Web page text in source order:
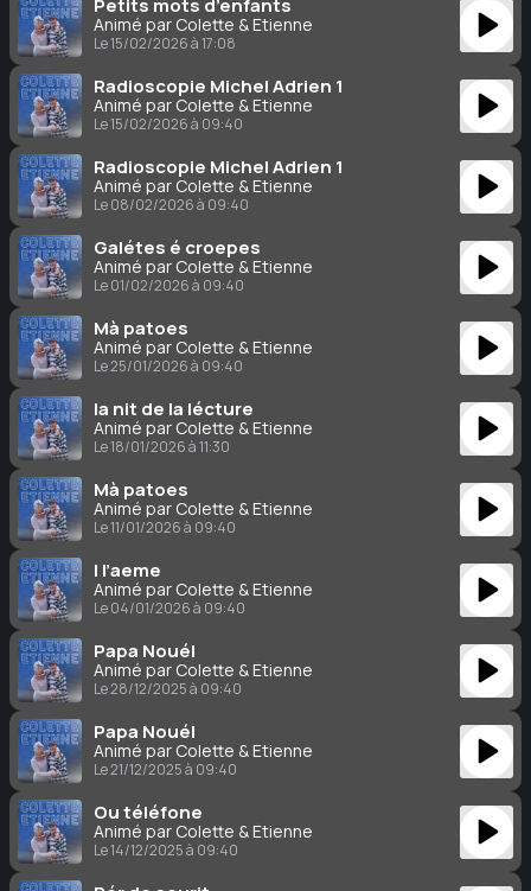
Petits mots d’enfants
Animé par Colette & Étienne
Le 15/02/2026 à 17:08
Radioscopie Michel Adrien 1
Animé par Colette & Étienne
Le 15/02/2026 à 09:40
Radioscopie Michel Adrien 1
Animé par Colette & Étienne
Le 08/02/2026 à 09:40
Galétes é croepes
Animé par Colette & Étienne
Le 01/02/2026 à 09:40
Mà patoes
Animé par Colette & Étienne
Le 25/01/2026 à 09:40
la nit de la lécture
Animé par Colette & Étienne
Le 18/01/2026 à 11:30
Mà patoes
Animé par Colette & Étienne
Le 11/01/2026 à 09:40
I l’aeme
Animé par Colette & Étienne
Le 04/01/2026 à 09:40
Papa Nouél
Animé par Colette & Étienne
Le 28/12/2025 à 09:40
Papa Nouél
Animé par Colette & Étienne
Le 21/12/2025 à 09:40
Ou téléfone
Animé par Colette & Étienne
Le 14/12/2025 à 09:40